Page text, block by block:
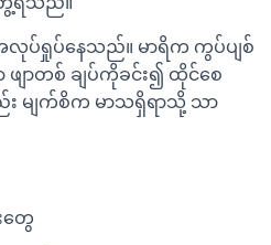
လုပ်ရှုပ်နေသည်။ မာရိက ကွပ်ပျစ်
ျာတစ် ချပ်ကိုခင်း၍ ထိုင်စေ
မျက်စိက မာသရှိရာသို့ သာ
တွေ